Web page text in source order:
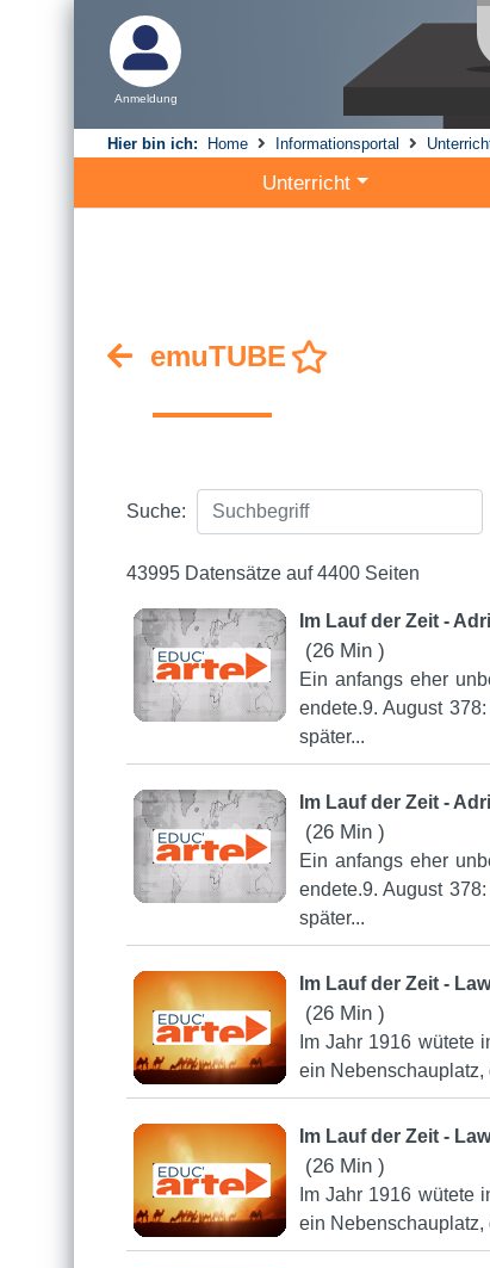
Anmeldung
Hier bin ich: Home Informationsportal
Unterricht
emuTUBE
Suche:
43995 Datensätze auf 4400 Seiten
Im Lauf der Zeit -
(26 Min )
Ein anfangs eher
endete.9. August
später...
Im Lauf der Zeit -
(26 Min )
Ein anfangs eher
endete.9. August
später...
Im Lauf der Zeit -
(26 Min )
Im Jahr 1916 wütete
ein Nebenschauplatz,
Im Lauf der Zeit -
(26 Min )
Im Jahr 1916 wütete
ein Nebenschauplatz,